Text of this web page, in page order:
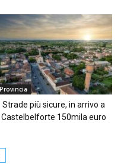
Provincia
Strade più sicure, in arrivo a
Castelbelforte 150mila euro